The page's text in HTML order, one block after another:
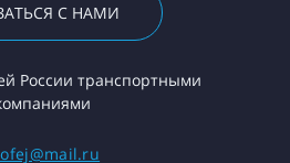
С НАМИ
России транспортными